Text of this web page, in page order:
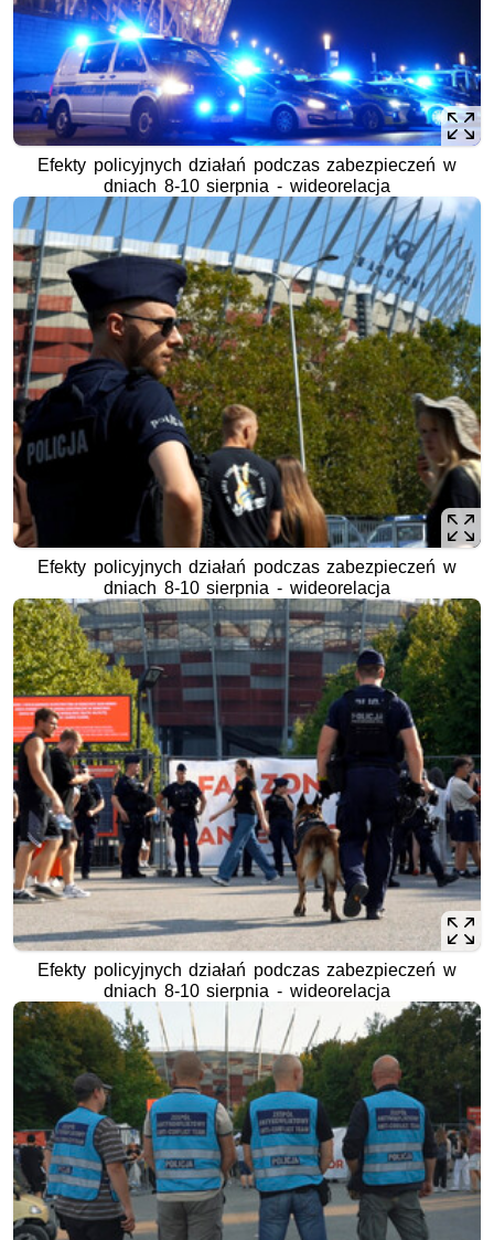
Efekty policyjnych działań podczas zabezpieczeń w
dniach 8-10 sierpnia - wideorelacja
Efekty policyjnych działań podczas zabezpieczeń w
dniach 8-10 sierpnia - wideorelacja
Efekty policyjnych działań podczas zabezpieczeń w
dniach 8-10 sierpnia - wideorelacja